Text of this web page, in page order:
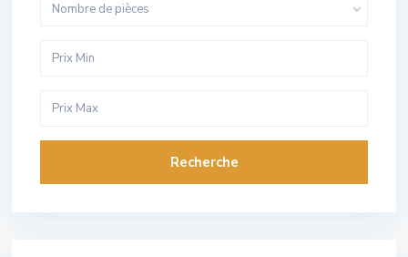
Nombre de pièces
Recherche